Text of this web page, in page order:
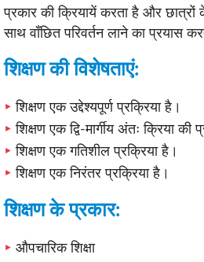
प्रकार की क्रियायें करता है और छात्रों
साथ वाँछित परिवर्तन लाने का प्रयास
शिक्षण की विशेषताएं:
शिक्षण एक उद्देश्यपूर्ण प्रक्रिया है।
शिक्षण एक द्वि-मार्गीय अंतः क्रिया की
शिक्षण एक गतिशील प्रक्रिया है।
शिक्षण एक निरंतर प्रक्रिया है।
शिक्षण के प्रकार:
औपचारिक शिक्षा